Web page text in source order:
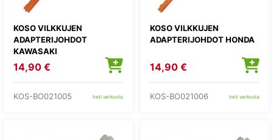
KOSO VILKKUJEN
ADAPTERIJOHDOT
KAWASAKI
14,90 €
KOS-BO021005 heti verkosta
KOSO VILKKUJEN
ADAPTERIJOHDOT HONDA
14,90 €
KOS-BO021006 heti verkosta